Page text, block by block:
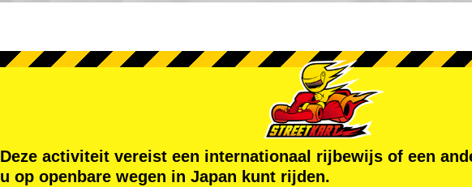
Deze activiteit vereist een internationaal rijbewijs of een
u op openbare wegen in Japan kunt rijden.